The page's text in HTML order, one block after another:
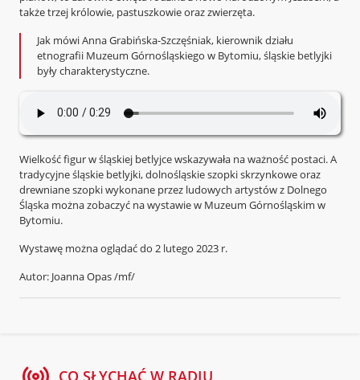
także trzej królowie, pastuszkowie oraz zwierzęta.
Jak mówi Anna Grabińska-Szczęśniak, kierownik działu
etnografii Muzeum Górnośląskiego w Bytomiu, śląskie betlyjki
były charakterystyczne.
Wielkość figur w śląskiej betlyjce wskazywała na ważność postaci. A
tradycyjne śląskie betlyjki, dolnośląskie szopki skrzynkowe oraz
drewniane szopki wykonane przez ludowych artystów z Dolnego
Śląska można zobaczyć na wystawie w Muzeum Górnośląskim w
Bytomiu.
Wystawę można oglądać do 2 lutego 2023 r.
Autor: Joanna Opas /mf/
CO SŁYCHAĆ W RADIU